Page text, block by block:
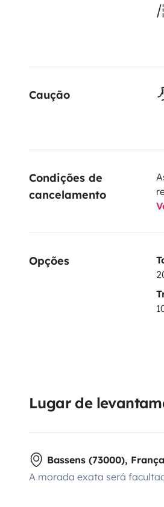
Caução
Condições de
cancelamento
Opções
Lugar de
Bassens (73000), França
A morada exata será